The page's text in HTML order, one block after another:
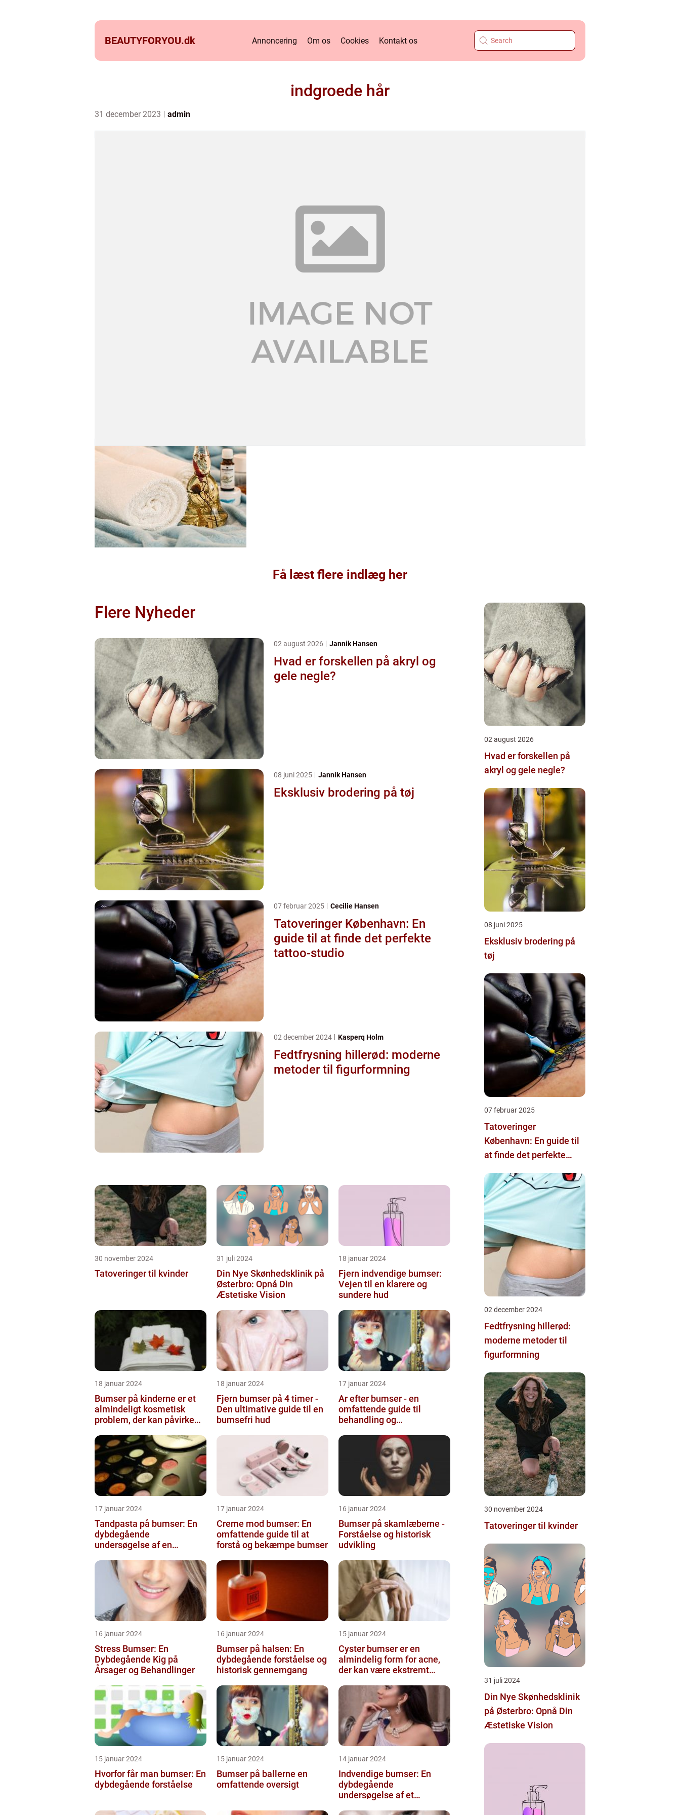
BEAUTYFORYOU.dk Annoncering Om os Cookies Kontakt os
indgroede hår
31 december 2023 admin
Få læst flere indlæg her
Flere Nyheder
02 august 2026 Jannik Hansen
Hvad er forskellen på akryl og
gele negle?
08 juni 2025 Jannik Hansen
Eksklusiv brodering på tøj
07 februar 2025 Cecilie Hansen
Tatoveringer København: En
guide til at finde det perfekte
tattoo-studio
02 december 2024 Kasperq Holm
Fedtfrysning hillerød: moderne
metoder til figurformning
30 november 2024
Tatoveringer til kvinder
31 juli 2024
Din Nye Skønhedsklinik på
Østerbro: Opnå Din
Æstetiske Vision
18 januar 2024
Fjern indvendige bumser:
Vejen til en klarere og
sundere hud
18 januar 2024
Bumser på kinderne er et
almindeligt kosmetisk
problem, der kan påvirke
18 januar 2024
Fjern bumser på 4 timer -
Den ultimative guide til en
bumsefri hud
17 januar 2024
Ar efter bumser - en
omfattende guide til
behandling og
17 januar 2024
Tandpasta på bumser: En
dybdegående
undersøgelse af en
skønhedsanbefaling
17 januar 2024
Creme mod bumser: En
omfattende guide til at
forstå og bekæmpe bumser
16 januar 2024
Bumser på skamlæberne -
Forståelse og historisk
udvikling
16 januar 2024
Stress Bumser: En
Dybdegående Kig på
Årsager og Behandlinger
16 januar 2024
Bumser på halsen: En
dybdegående forståelse og
historisk gennemgang
15 januar 2024
Cyster bumser er en
almindelig form for acne,
der kan være ekstremt
for d...
15 januar 2024
Hvorfor får man bumser: En
dybdegående forståelse
15 januar 2024
Bumser på ballerne en
omfattende oversigt
14 januar 2024
Indvendige bumser: En
dybdegående
undersøgelse af et
02 august 2026
Hvad er forskellen på
akryl og gele negle?
08 juni 2025
Eksklusiv brodering på
tøj
07 februar 2025
Tatoveringer
København: En guide til
at finde det perfekte
02 december 2024
Fedtfrysning hillerød:
moderne metoder til
figurformning
30 november 2024
Tatoveringer til kvinder
31 juli 2024
Din Nye Skønhedsklinik
på Østerbro: Opnå Din
Æstetiske Vision